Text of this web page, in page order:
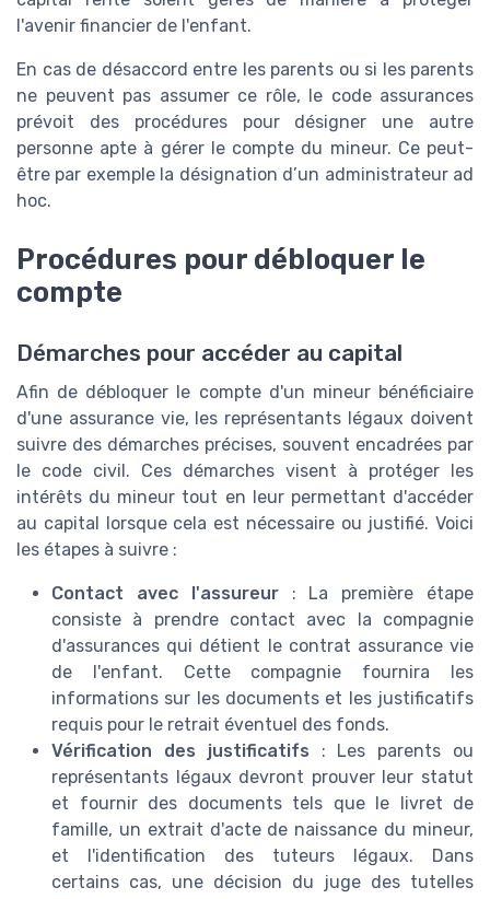
l'avenir financier de l'enfant.
En cas de désaccord entre les parents ou si les parents
ne peuvent pas assumer ce rôle, le code assurances
prévoit des procédures pour désigner une autre
personne apte à gérer le compte du mineur. Ce peut-
être par exemple la désignation d’un administrateur ad
hoc.
Procédures pour débloquer le
compte
Démarches pour accéder au capital
Afin de débloquer le compte d'un mineur bénéficiaire
d'une assurance vie, les représentants légaux doivent
suivre des démarches précises, souvent encadrées par
le code civil. Ces démarches visent à protéger les
intérêts du mineur tout en leur permettant d'accéder
au capital lorsque cela est nécessaire ou justifié. Voici
les étapes à suivre :
Contact avec l'assureur: La première étape
consiste à prendre contact avec la compagnie
d'assurances qui détient le contrat assurance vie
de l'enfant. Cette compagnie fournira les
informations sur les documents et les justificatifs
requis pour le retrait éventuel des fonds.
Vérification des justificatifs : Les parents ou
représentants légaux devront prouver leur statut
et fournir des documents tels que le livret de
famille, un extrait d'acte de naissance du mineur,
et l'identification des tuteurs légaux. Dans
certains cas, une décision du juge des tutelles